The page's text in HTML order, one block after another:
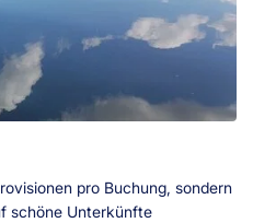
pro Buchung, sondern
schöne Unterkünfte